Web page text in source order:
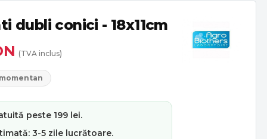
dubli conici - 18x11cm
(TVA inclus)
peste 199 lei.
3-5 zile lucrătoare.